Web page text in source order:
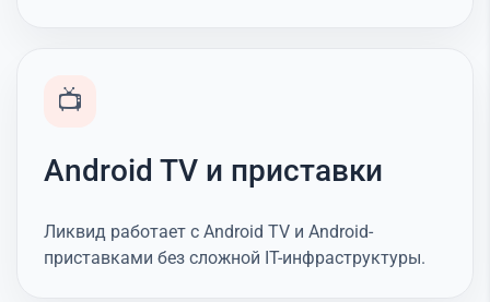
📺
Android TV и приставки
Ликвид работает с Android TV и Android-
приставками без сложной IT-инфраструктуры.